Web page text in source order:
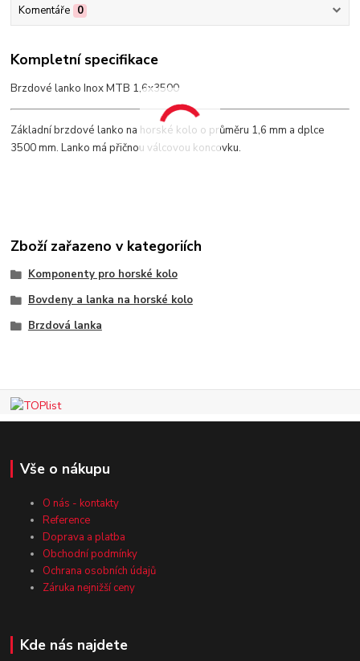
Komentáře 0
Kompletní specifikace
Brzdové lanko Inox MTB 1,6x3500
Základní brzdové lanko na horské kolo o průměru 1,6 mm a dplce
3500 mm. Lanko má přičnou válcovou koncovku.
Zboží zařazeno v kategoriích
Komponenty pro horské kolo
Bovdeny a lanka na horské kolo
Brzdová lanka
Vše o nákupu
O nás - kontakty
Reference
Doprava a platba
Obchodní podmínky
Ochrana osobních údajů
Záruka nejnižší ceny
Kde nás najdete